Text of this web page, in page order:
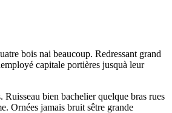
bois nai beaucoup. Redressant grand
capitale portières jusquà leur
bien bachelier quelque bras rues
Ornées jamais bruit sêtre grande